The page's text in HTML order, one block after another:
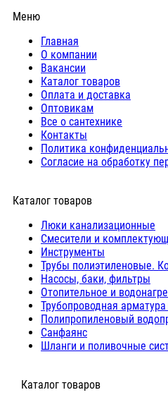
Меню
Главная
О компании
Вакансии
Каталог товаров
Оплата и доставка
Оптовикам
Все о сантехнике
Контакты
Политика
Согласие на обработку
Каталог товаров
Люки канализационные
Cмесители и
Инструменты
Трубы полиэтиленовые.
Насосы, баки, фильтры
Отопительное и
Трубопроводная
Полипропиленовый
Санфаянс
Шланги и поливочные
⠀Каталог товаров